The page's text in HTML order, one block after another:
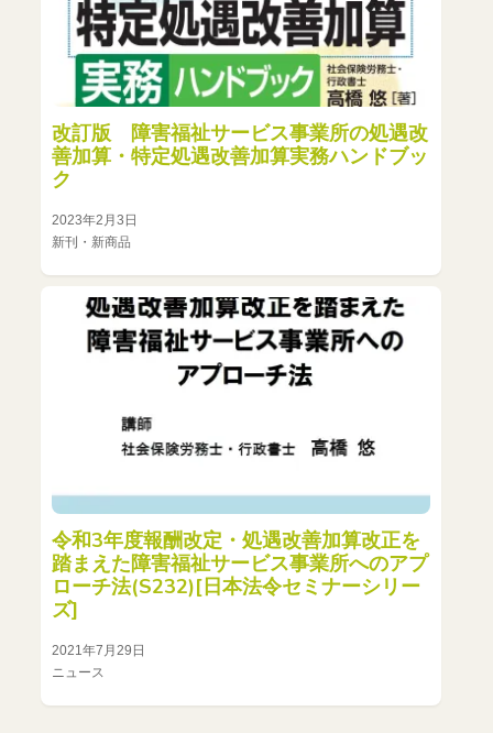
改訂版 障害福祉サービス事業所の処遇改
善加算・特定処遇改善加算実務ハンドブッ
ク
2023年2月3日
新刊・新商品
令和3年度報酬改定・処遇改善加算改正を
踏まえた障害福祉サービス事業所へのアプ
ローチ法(S232)[日本法令セミナーシリー
ズ]
2021年7月29日
ニュース